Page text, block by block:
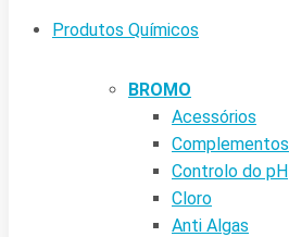
Produtos Químicos
BROMO
Acessórios
Complementos
Controlo do pH
Cloro
Anti Algas